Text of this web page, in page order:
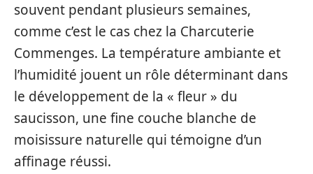
souvent pendant plusieurs semaines,
comme c’est le cas chez la Charcuterie
Commenges. La température ambiante et
l’humidité jouent un rôle déterminant dans
le développement de la « fleur » du
saucisson, une fine couche blanche de
moisissure naturelle qui témoigne d’un
affinage réussi.